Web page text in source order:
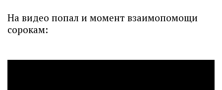
На видео попал и момент взаимопомощи
сорокам: